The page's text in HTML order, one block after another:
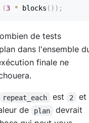
(3 * blocks ( ) ) ;
de tests
dans l'ensemble
finale ne
repeat_each est 2
et
de
plan
devrait